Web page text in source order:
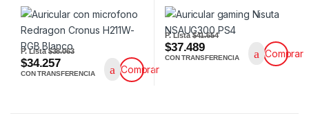
P. Lista$38.063
$34.257
CON TRANSFERENCIA Comprar
P. Lista$41.654
$37.489
CON TRANSFERENCIA Comprar